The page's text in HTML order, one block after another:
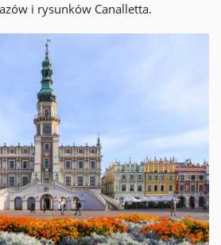
i rysunków Canalletta.